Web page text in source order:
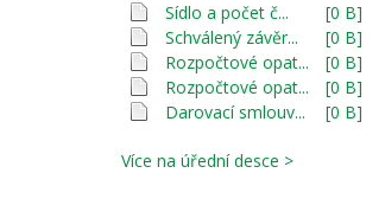
Sídlo a počet č...
[0 B]
Schválený závěr...
[0 B]
Rozpočtové opat...
[0 B]
Rozpočtové opat...
[0 B]
Darovací smlouv...
[0 B]
Více na úřední desce >